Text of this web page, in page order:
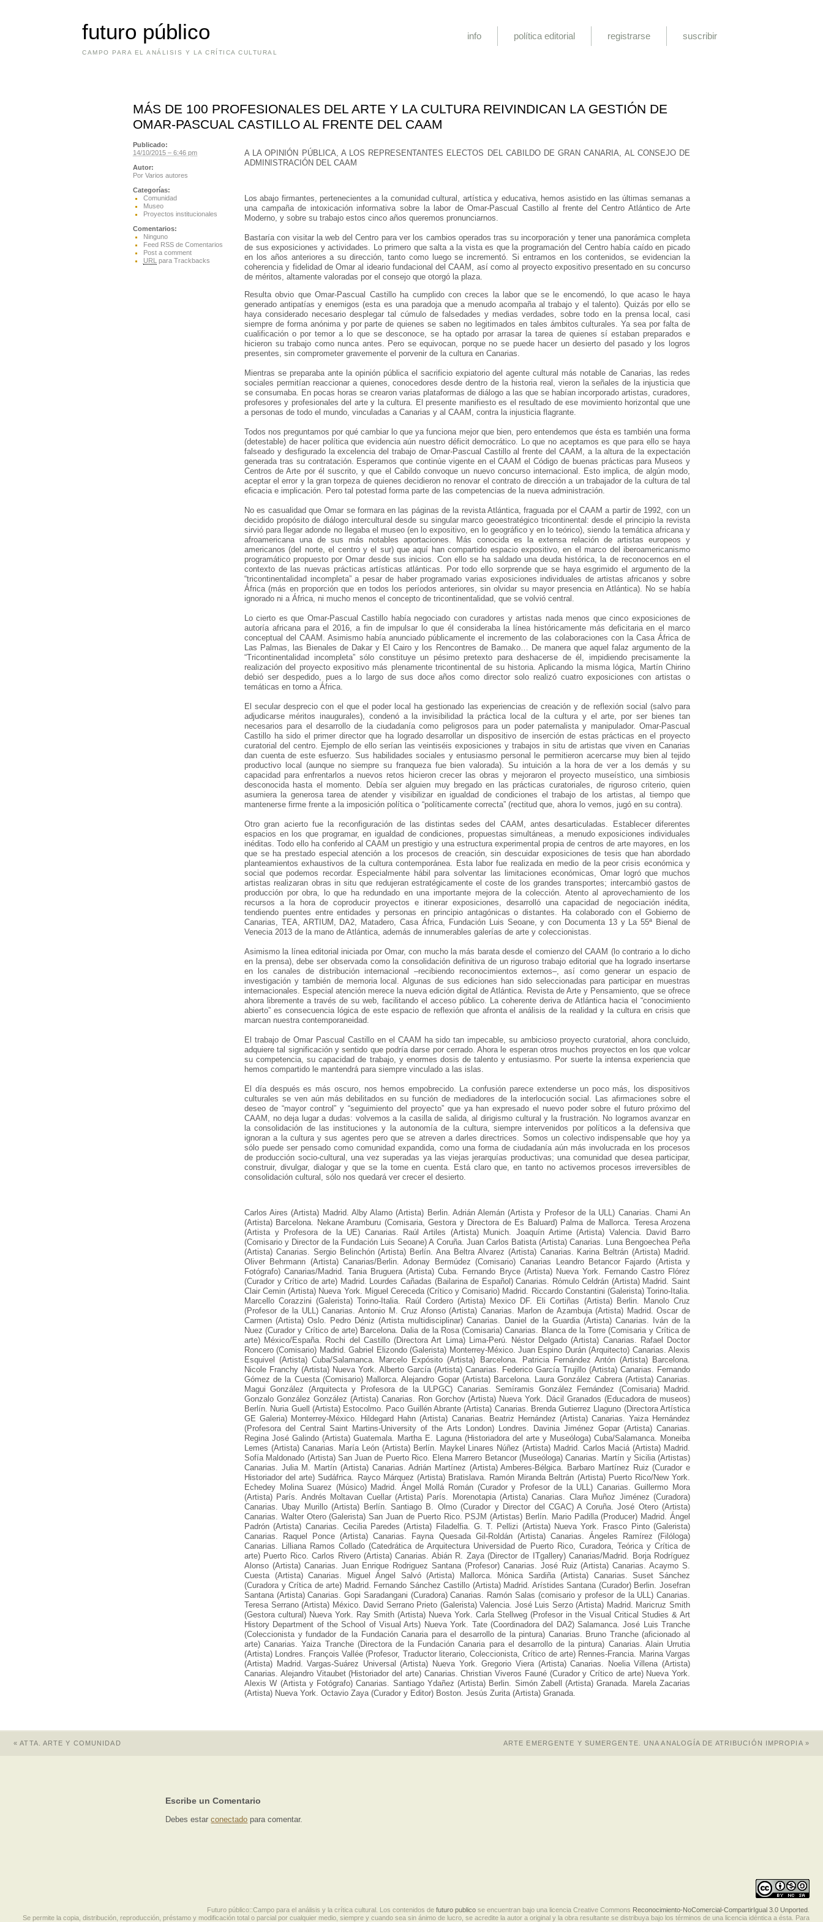
futuro público
CAMPO PARA EL ANÁLISIS Y LA CRÍTICA CULTURAL
info política editorial registrarse suscribir
MÁS DE 100 PROFESIONALES DEL ARTE Y LA CULTURA REIVINDICAN LA GESTIÓN DE
OMAR-PASCUAL CASTILLO AL FRENTE DEL CAAM
A LA OPINIÓN PÚBLICA, A LOS REPRESENTANTES ELECTOS DEL CABILDO DE GRAN CANARIA, AL CONSEJO DE
ADMINISTRACIÓN DEL CAAM
Los abajo firmantes, pertenecientes a la comunidad cultural, artística y educativa, hemos asistido en las últimas semanas a
una campaña de intoxicación informativa sobre la labor de Omar-Pascual Castillo al frente del Centro Atlántico de Arte
Moderno, y sobre su trabajo estos cinco años queremos pronunciarnos.
Bastaría con visitar la web del Centro para ver los cambios operados tras su incorporación y tener una panorámica completa
de sus exposiciones y actividades. Lo primero que salta a la vista es que la programación del Centro había caído en picado
en los años anteriores a su dirección, tanto como luego se incrementó. Si entramos en los contenidos, se evidencian la
coherencia y fidelidad de Omar al ideario fundacional del CAAM, así como al proyecto expositivo presentado en su concurso
de méritos, altamente valoradas por el consejo que otorgó la plaza.
Resulta obvio que Omar-Pascual Castillo ha cumplido con creces la labor que se le encomendó, lo que acaso le haya
generado antipatías y enemigos (esta es una paradoja que a menudo acompaña al trabajo y el talento). Quizás por ello se
haya considerado necesario desplegar tal cúmulo de falsedades y medias verdades, sobre todo en la prensa local, casi
siempre de forma anónima y por parte de quienes se saben no legitimados en tales ámbitos culturales. Ya sea por falta de
cualificación o por temor a lo que se desconoce, se ha optado por arrasar la tarea de quienes sí estaban preparados e
hicieron su trabajo como nunca antes. Pero se equivocan, porque no se puede hacer un desierto del pasado y los logros
presentes, sin comprometer gravemente el porvenir de la cultura en Canarias.
Mientras se preparaba ante la opinión pública el sacrificio expiatorio del agente cultural más notable de Canarias, las redes
sociales permitían reaccionar a quienes, conocedores desde dentro de la historia real, vieron la señales de la injusticia que
se consumaba. En pocas horas se crearon varias plataformas de diálogo a las que se habían incorporado artistas, curadores,
profesores y profesionales del arte y la cultura. El presente manifiesto es el resultado de ese movimiento horizontal que une
a personas de todo el mundo, vinculadas a Canarias y al CAAM, contra la injusticia flagrante.
Todos nos preguntamos por qué cambiar lo que ya funciona mejor que bien, pero entendemos que ésta es también una forma
(detestable) de hacer política que evidencia aún nuestro déficit democrático. Lo que no aceptamos es que para ello se haya
falseado y desfigurado la excelencia del trabajo de Omar-Pascual Castillo al frente del CAAM, a la altura de la expectación
generada tras su contratación. Esperamos que continúe vigente en el CAAM el Código de buenas prácticas para Museos y
Centros de Arte por él suscrito, y que el Cabildo convoque un nuevo concurso internacional. Esto implica, de algún modo,
aceptar el error y la gran torpeza de quienes decidieron no renovar el contrato de dirección a un trabajador de la cultura de tal
eficacia e implicación. Pero tal potestad forma parte de las competencias de la nueva administración.
No es casualidad que Omar se formara en las páginas de la revista Atlántica, fraguada por el CAAM a partir de 1992, con un
decidido propósito de diálogo intercultural desde su singular marco geoestratégico tricontinental: desde el principio la revista
sirvió para llegar adonde no llegaba el museo (en lo expositivo, en lo geográfico y en lo teórico), siendo la temática africana y
afroamericana una de sus más notables aportaciones. Más conocida es la extensa relación de artistas europeos y
americanos (del norte, el centro y el sur) que aquí han compartido espacio expositivo, en el marco del iberoamericanismo
programático propuesto por Omar desde sus inicios. Con ello se ha saldado una deuda histórica, la de reconocernos en el
contexto de las nuevas prácticas artísticas atlánticas. Por todo ello sorprende que se haya esgrimido el argumento de la
“tricontinentalidad incompleta” a pesar de haber programado varias exposiciones individuales de artistas africanos y sobre
África (más en proporción que en todos los períodos anteriores, sin olvidar su mayor presencia en Atlántica). No se había
ignorado ni a África, ni mucho menos el concepto de tricontinentalidad, que se volvió central.
Lo cierto es que Omar-Pascual Castillo había negociado con curadores y artistas nada menos que cinco exposiciones de
autoría africana para el 2016, a fin de impulsar lo que él consideraba la línea históricamente más deficitaria en el marco
conceptual del CAAM. Asimismo había anunciado públicamente el incremento de las colaboraciones con la Casa África de
Las Palmas, las Bienales de Dakar y El Cairo y los Rencontres de Bamako… De manera que aquel falaz argumento de la
“Tricontinentalidad incompleta” sólo constituye un pésimo pretexto para deshacerse de él, impidiendo precisamente la
realización del proyecto expositivo más plenamente tricontinental de su historia. Aplicando la misma lógica, Martín Chirino
debió ser despedido, pues a lo largo de sus doce años como director solo realizó cuatro exposiciones con artistas o
temáticas en torno a África.
El secular desprecio con el que el poder local ha gestionado las experiencias de creación y de reflexión social (salvo para
adjudicarse méritos inaugurales), condenó a la invisibilidad la práctica local de la cultura y el arte, por ser bienes tan
necesarios para el desarrollo de la ciudadanía como peligrosos para un poder paternalista y manipulador. Omar-Pascual
Castillo ha sido el primer director que ha logrado desarrollar un dispositivo de inserción de estas prácticas en el proyecto
curatorial del centro. Ejemplo de ello serían las veintiséis exposiciones y trabajos in situ de artistas que viven en Canarias
dan cuenta de este esfuerzo. Sus habilidades sociales y entusiasmo personal le permitieron acercarse muy bien al tejido
productivo local (aunque no siempre su franqueza fue bien valorada). Su intuición a la hora de ver a los demás y su
capacidad para enfrentarlos a nuevos retos hicieron crecer las obras y mejoraron el proyecto museístico, una simbiosis
desconocida hasta el momento. Debía ser alguien muy bregado en las prácticas curatoriales, de riguroso criterio, quien
asumiera la generosa tarea de atender y visibilizar en igualdad de condiciones el trabajo de los artistas, al tiempo que
mantenerse firme frente a la imposición política o “políticamente correcta” (rectitud que, ahora lo vemos, jugó en su contra).
Otro gran acierto fue la reconfiguración de las distintas sedes del CAAM, antes desarticuladas. Establecer diferentes
espacios en los que programar, en igualdad de condiciones, propuestas simultáneas, a menudo exposiciones individuales
inéditas. Todo ello ha conferido al CAAM un prestigio y una estructura experimental propia de centros de arte mayores, en los
que se ha prestado especial atención a los procesos de creación, sin descuidar exposiciones de tesis que han abordado
planteamientos exhaustivos de la cultura contemporánea. Esta labor fue realizada en medio de la peor crisis económica y
social que podemos recordar. Especialmente hábil para solventar las limitaciones económicas, Omar logró que muchos
artistas realizaran obras in situ que redujeran estratégicamente el coste de los grandes transportes; intercambió gastos de
producción por obra, lo que ha redundado en una importante mejora de la colección. Atento al aprovechamiento de los
recursos a la hora de coproducir proyectos e itinerar exposiciones, desarrolló una capacidad de negociación inédita,
tendiendo puentes entre entidades y personas en principio antagónicas o distantes. Ha colaborado con el Gobierno de
Canarias, TEA, ARTIUM, DA2, Matadero, Casa África, Fundación Luis Seoane, y con Documenta 13 y La 55ª Bienal de
Venecia 2013 de la mano de Atlántica, además de innumerables galerías de arte y coleccionistas.
Asimismo la línea editorial iniciada por Omar, con mucho la más barata desde el comienzo del CAAM (lo contrario a lo dicho
en la prensa), debe ser observada como la consolidación definitiva de un riguroso trabajo editorial que ha logrado insertarse
en los canales de distribución internacional –recibiendo reconocimientos externos–, así como generar un espacio de
investigación y también de memoria local. Algunas de sus ediciones han sido seleccionadas para participar en muestras
internacionales. Especial atención merece la nueva edición digital de Atlántica. Revista de Arte y Pensamiento, que se ofrece
ahora libremente a través de su web, facilitando el acceso público. La coherente deriva de Atlántica hacia el “conocimiento
abierto” es consecuencia lógica de este espacio de reflexión que afronta el análisis de la realidad y la cultura en crisis que
marcan nuestra contemporaneidad.
El trabajo de Omar Pascual Castillo en el CAAM ha sido tan impecable, su ambicioso proyecto curatorial, ahora concluido,
adquiere tal significación y sentido que podría darse por cerrado. Ahora le esperan otros muchos proyectos en los que volcar
su competencia, su capacidad de trabajo, y enormes dosis de talento y entusiasmo. Por suerte la intensa experiencia que
hemos compartido le mantendrá para siempre vinculado a las islas.
El día después es más oscuro, nos hemos empobrecido. La confusión parece extenderse un poco más, los dispositivos
culturales se ven aún más debilitados en su función de mediadores de la interlocución social. Las afirmaciones sobre el
deseo de “mayor control” y “seguimiento del proyecto” que ya han expresado el nuevo poder sobre el futuro próximo del
CAAM, no deja lugar a dudas: volvemos a la casilla de salida, al dirigismo cultural y la frustración. No logramos avanzar en
la consolidación de las instituciones y la autonomía de la cultura, siempre intervenidos por políticos a la defensiva que
ignoran a la cultura y sus agentes pero que se atreven a darles directrices. Somos un colectivo indispensable que hoy ya
sólo puede ser pensado como comunidad expandida, como una forma de ciudadanía aún más involucrada en los procesos
de producción socio-cultural, una vez superadas ya las viejas jerarquías productivas; una comunidad que desea participar,
construir, divulgar, dialogar y que se la tome en cuenta. Está claro que, en tanto no activemos procesos irreversibles de
consolidación cultural, sólo nos quedará ver crecer el desierto.
Carlos Aires (Artista) Madrid. Alby Alamo (Artista) Berlin. Adrián Alemán (Artista y Profesor de la ULL) Canarias. Chami An
(Artista) Barcelona. Nekane Aramburu (Comisaria, Gestora y Directora de Es Baluard) Palma de Mallorca. Teresa Arozena
(Artista y Profesora de la UE) Canarias. Raúl Artiles (Artista) Munich. Joaquín Artime (Artista) Valencia. David Barro
(Comisario y Director de la Fundación Luis Seoane) A Coruña. Juan Carlos Batista (Artista) Canarias. Luna Bengoechea Peña
(Artista) Canarias. Sergio Belinchón (Artista) Berlín. Ana Beltra Alvarez (Artista) Canarias. Karina Beltrán (Artista) Madrid.
Oliver Behrmann (Artista) Canarias/Berlin. Adonay Bermúdez (Comisario) Canarias Leandro Betancor Fajardo (Artista y
Fotógrafo) Canarias/Madrid. Tania Bruguera (Artista) Cuba. Fernando Bryce (Artista) Nueva York. Fernando Castro Flórez
(Curador y Crítico de arte) Madrid. Lourdes Cañadas (Bailarina de Español) Canarias. Rómulo Celdrán (Artista) Madrid. Saint
Clair Cemin (Artista) Nueva York. Miguel Cereceda (Crítico y Comisario) Madrid. Riccardo Constantini (Galerista) Torino-Italia.
Marcello Corazzini (Galerista) Torino-Italia. Raúl Cordero (Artista) Mexico DF. Eli Cortiñas (Artista) Berlin. Manolo Cruz
(Profesor de la ULL) Canarias. Antonio M. Cruz Afonso (Artista) Canarias. Marlon de Azambuja (Artista) Madrid. Oscar de
Carmen (Artista) Oslo. Pedro Déniz (Artista multidisciplinar) Canarias. Daniel de la Guardia (Artista) Canarias. Iván de la
Nuez (Curador y Crítico de arte) Barcelona. Dalia de la Rosa (Comisaria) Canarias. Blanca de la Torre (Comisaria y Crítica de
arte) México/España. Rochi del Castillo (Directora Art Lima) Lima-Perú. Néstor Delgado (Artista) Canarias. Rafael Doctor
Roncero (Comisario) Madrid. Gabriel Elizondo (Galerista) Monterrey-México. Juan Espino Durán (Arquitecto) Canarias. Alexis
Esquivel (Artista) Cuba/Salamanca. Marcelo Expósito (Artista) Barcelona. Patricia Fernández Antón (Artista) Barcelona.
Nicole Franchy (Artista) Nueva York. Alberto García (Artista) Canarias. Federico García Trujillo (Artista) Canarias. Fernando
Gómez de la Cuesta (Comisario) Mallorca. Alejandro Gopar (Artista) Barcelona. Laura González Cabrera (Artista) Canarias.
Magui González (Arquitecta y Profesora de la ULPGC) Canarias. Semíramis González Fernández (Comisaria) Madrid.
Gonzalo González González (Artista) Canarias. Ron Gorchov (Artista) Nueva York. Dácil Granados (Educadora de museos)
Berlín. Nuria Guell (Artista) Estocolmo. Paco Guillén Abrante (Artista) Canarias. Brenda Gutierrez Llaguno (Directora Artística
GE Galeria) Monterrey-México. Hildegard Hahn (Artista) Canarias. Beatriz Hernández (Artista) Canarias. Yaiza Hernández
(Profesora del Central Saint Martins-University of the Arts London) Londres. Davinia Jiménez Gopar (Artista) Canarias.
Regina José Galindo (Artista) Guatemala. Martha E. Laguna (Historiadora del arte y Museóloga) Cuba/Salamanca. Moneiba
Lemes (Artista) Canarias. María León (Artista) Berlín. Maykel Linares Núñez (Artista) Madrid. Carlos Maciá (Artista) Madrid.
Sofía Maldonado (Artista) San Juan de Puerto Rico. Elena Marrero Betancor (Museóloga) Canarias. Martín y Sicilia (Artistas)
Canarias. Julia M. Martín (Artista) Canarias. Adrián Martínez (Artista) Amberes-Bélgica. Barbaro Martínez Ruiz (Curador e
Historiador del arte) Sudáfrica. Rayco Márquez (Artista) Bratislava. Ramón Miranda Beltrán (Artista) Puerto Rico/New York.
Echedey Molina Suarez (Músico) Madrid. Ángel Mollá Román (Curador y Profesor de la ULL) Canarias. Guillermo Mora
(Artista) París. Andrés Moltavan Cuellar (Artista) París. Morenotapia (Artista) Canarias. Clara Muñoz Jiménez (Curadora)
Canarias. Ubay Murillo (Artista) Berlín. Santiago B. Olmo (Curador y Director del CGAC) A Coruña. José Otero (Artista)
Canarias. Walter Otero (Galerista) San Juan de Puerto Rico. PSJM (Artistas) Berlín. Mario Padilla (Producer) Madrid. Ángel
Padrón (Artista) Canarias. Cecilia Paredes (Artista) Filadelfia. G. T. Pellizi (Artista) Nueva York. Frasco Pinto (Galerista)
Canarias. Raquel Ponce (Artista) Canarias. Fayna Quesada Gil-Roldán (Artista) Canarias. Ángeles Ramírez (Filóloga)
Canarias. Lilliana Ramos Collado (Catedrática de Arquitectura Universidad de Puerto Rico, Curadora, Teórica y Crítica de
arte) Puerto Rico. Carlos Rivero (Artista) Canarias. Abián R. Zaya (Director de ITgallery) Canarias/Madrid. Borja Rodríguez
Alonso (Artista) Canarias. Juan Enrique Rodriguez Santana (Profesor) Canarias. José Ruiz (Artista) Canarias. Acaymo S.
Cuesta (Artista) Canarias. Miguel Ángel Salvó (Artista) Mallorca. Mónica Sardiña (Artista) Canarias. Suset Sánchez
(Curadora y Crítica de arte) Madrid. Fernando Sánchez Castillo (Artista) Madrid. Arístides Santana (Curador) Berlin. Josefran
Santana (Artista) Canarias. Gopi Saradangani (Curadora) Canarias. Ramón Salas (comisario y profesor de la ULL) Canarias.
Teresa Serrano (Artista) México. David Serrano Prieto (Galerista) Valencia. José Luis Serzo (Artista) Madrid. Maricruz Smith
(Gestora cultural) Nueva York. Ray Smith (Artista) Nueva York. Carla Stellweg (Profesor in the Visual Critical Studies & Art
History Department of the School of Visual Arts) Nueva York. Tate (Coordinadora del DA2) Salamanca. José Luis Tranche
(Coleccionista y fundador de la Fundación Canaria para el desarrollo de la pintura) Canarias. Bruno Tranche (aficionado al
arte) Canarias. Yaiza Tranche (Directora de la Fundación Canaria para el desarrollo de la pintura) Canarias. Alain Urrutia
(Artista) Londres. François Vallée (Profesor, Traductor literario, Coleccionista, Crítico de arte) Rennes-Francia. Marina Vargas
(Artista) Madrid. Vargas-Suárez Universal (Artista) Nueva York. Gregorio Viera (Artista) Canarias. Noelia Villena (Artista)
Canarias. Alejandro Vitaubet (Historiador del arte) Canarias. Christian Viveros Fauné (Curador y Crítico de arte) Nueva York.
Alexis W (Artista y Fotógrafo) Canarias. Santiago Ydañez (Artista) Berlin. Simón Zabell (Artista) Granada. Marela Zacarias
(Artista) Nueva York. Octavio Zaya (Curador y Editor) Boston. Jesús Zurita (Artista) Granada.
Publicado:
14/10/2015 – 6:46 pm
Autor:
Por Varios autores
Categorías:
Comunidad
Museo
Proyectos institucionales
Comentarios:
Ninguno
Feed RSS de Comentarios
Post a comment
URL para Trackbacks
« ATTA. ARTE Y COMUNIDAD ARTE EMERGENTE Y SUMERGENTE. UNA ANALOGÍA DE ATRIBUCIÓN IMPROPIA »
Escribe un Comentario
Debes estarconectado para comentar.
Futuro público::Campo para el análisis y la crítica cultural. Los contenidos de futuro publicose encuentran bajo una licencia Creative Commons Reconocimiento-NoComercial-CompartirIgual 3.0 Unported.
Se permite la copia, distribución, reproducción, préstamo y modificación total o parcial por cualquier medio, siempre y cuando sea sin ánimo de lucro, se acredite la autor a original y la obra resultante se distribuya bajo los términos de una licencia idéntica a ésta. Para